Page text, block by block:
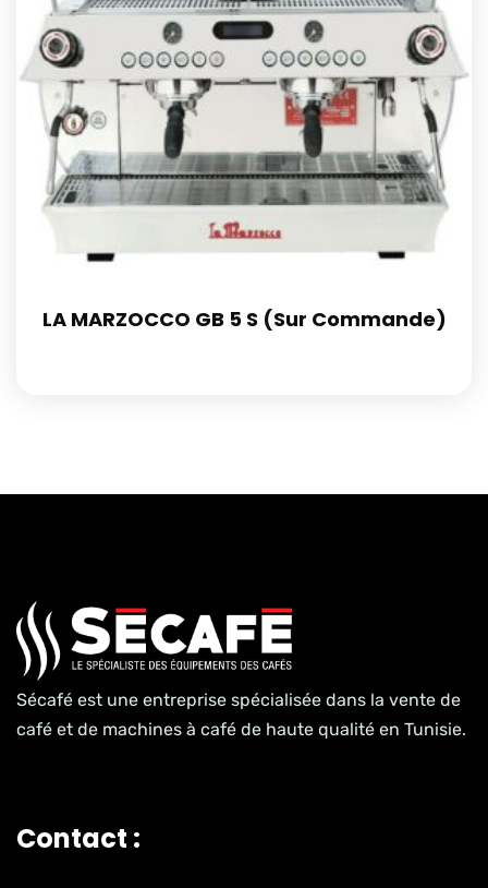
LA MARZOCCO GB 5 S (Sur Commande)
Sécafé est une entreprise spécialisée dans la vente de
café et de machines à café de haute qualité en Tunisie.
Contact :